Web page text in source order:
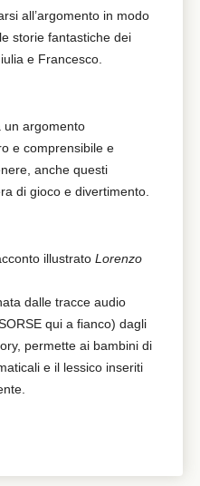
all’argomento in modo
storie fantastiche dei
e Francesco.
un argomento
e comprensibile e
anche questi
di gioco e divertimento.
illustrato Lorenzo
dalle tracce audio
qui a fianco) dagli
permette ai bambini di
e il lessico inseriti